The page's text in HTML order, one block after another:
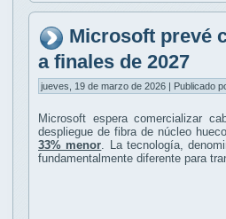
Microsoft prevé
a finales de 2027
jueves, 19 de marzo de 2026 | Publicado
Microsoft espera comercializar
despliegue de fibra de núcleo
33% menor. La tecnología,
fundamentalmente diferente para